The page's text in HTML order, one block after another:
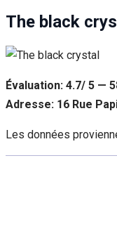
The black
Évaluation: 4.7/ 5 —
Adresse: 16 Rue
Les données